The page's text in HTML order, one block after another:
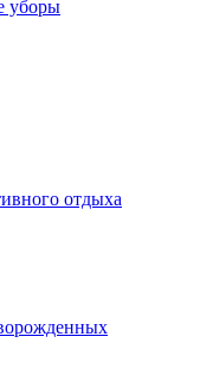
уборы
отдыха